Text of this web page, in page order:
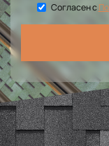
Согласен с